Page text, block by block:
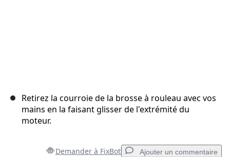
Retirez la courroie de la brosse à rouleau avec vos
mains en la faisant glisser de l'extrémité du
moteur.
Demander à FixBot Ajouter un commentaire